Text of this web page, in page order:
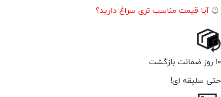
آیا قیمت مناسب تری سراغ دارید؟
۱۰ روز ضمانت بازگشت
حتی سلیقه ای!